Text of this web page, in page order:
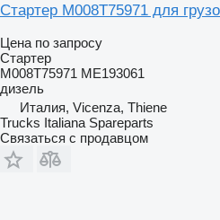
Стартер M008T75971 для
Цена по запросу
Стартер
M008T75971 ME193061
дизель
Италия, Vicenza, Thiene
Trucks Italiana Spareparts
Связаться с продавцом